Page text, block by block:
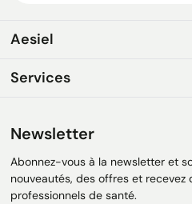
Aesiel
Services
Newsletter
Abonnez-vous à la newsletter et
nouveautés, des offres et recevez
professionnels de santé.